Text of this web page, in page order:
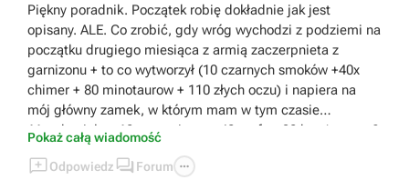
Piękny poradnik. Początek robię dokładnie jak jest
opisany. ALE. Co zrobić, gdy wróg wychodzi z podziemi na
początku drugiego miesiąca z armią zaczerpnieta z
garnizonu + to co wytworzył (10 czarnych smoków +40x
chimer + 80 minotaurow + 110 złych oczu) i napiera na
mój główny zamek, w którym mam w tym czasie
11archaniolow 10 czempionow, 40 gryfow 30 krzyżowcow?
Krystian jest średniakiem i zna czary 2 poziomu.
Pokaż całą wiadomość
Odpowiedz  Forum 